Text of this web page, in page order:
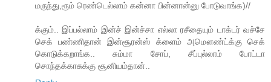
மருந்து,ரூம் ரெண்டெல்லாம் கன்னா பின்னான்னு போடுவாங்க)//
க்கும்.. இப்பல்லாம் இன்ச் இன்ச்சா எல்லா ரசீதையும் டாக்டர் வச்சே
செக் பண்ணிதான் இன்சூரன்ஸ் க்ளைம் அமௌண்ட்க்கு செக்
கொடுக்கறாங்க.. சும்மா சோப், சீப்புல்லாம் போட்டா
சொந்தக்காசுக்கு சூனியம்தான்..